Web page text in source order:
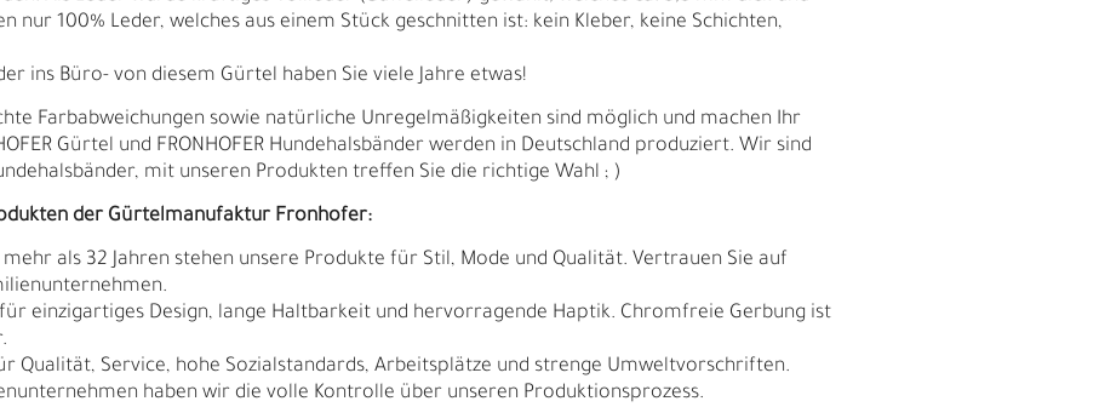
B R D
nur 100% Leder, welches aus einem Stück geschnitten ist: kein Kleber, keine Schichten,
ins Büro- von diesem Gürtel haben Sie viele Jahre etwas!
Farbabweichungen sowie natürliche Unregelmäßigkeiten sind möglich und machen Ihr
Gürtel und FRONHOFER Hundehalsbänder werden in Deutschland produziert. Wir sind
mit unseren Produkten treffen Sie die richtige Wahl ; )
der Gürtelmanufaktur Fronhofer:
als 32 Jahren stehen unsere Produkte für Stil, Mode und Qualität. Vertrauen Sie auf
einzigartiges Design, lange Haltbarkeit und hervorragende Haptik. Chromfreie Gerbung ist
Qualität, Service, hohe Sozialstandards, Arbeitsplätze und strenge Umweltvorschriften.
haben wir die volle Kontrolle über unseren Produktionsprozess.